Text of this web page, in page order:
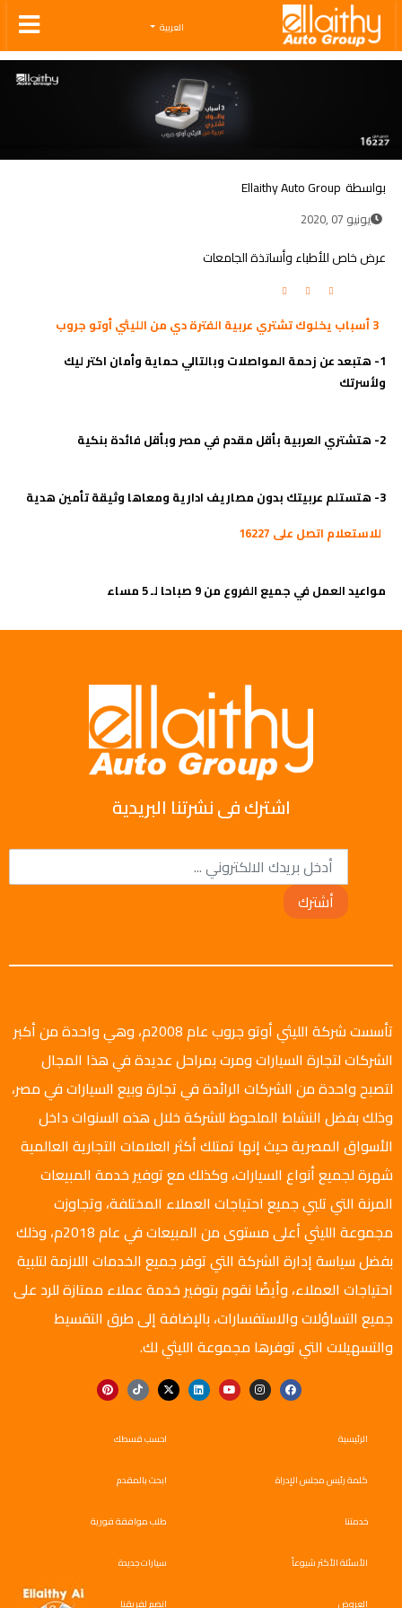
Ellaithy Auto Group
العربية
بواسطة Ellaithy Auto Group
يونيو 07 ,2020
عرض خاص للأطباء وأساتذة الجامعات
3 أسباب يخلوك تشتري عربية الفترة دي من الليثي أوتو جروب
1- هتبعد عن زحمة المواصلات وبالتالي حماية وأمان اكتر ليك
ولأسرتك
2- هتشتري العربية بأقل مقدم في مصر وبأقل فائدة بنكية
3- هتستلم عربيتك بدون مصاريف ادارية ومعاها وثيقة تأمين هدية
للاستعلام اتصل على 16227
مواعيد العمل في جميع الفروع من 9 صباحا لـ 5 مساء
اشترك فى نشرتنا البريدية
أشترك
تأسست شركة الليثي أوتو جروب عام 2008م، وهي واحدة من أكبر
الشركات لتجارة السيارات ومرت بمراحل عديدة في هذا المجال
لتصبح واحدة من الشركات الرائدة في تجارة وبيع السيارات في مصر،
وذلك بفضل النشاط الملحوظ للشركة خلال هذه السنوات داخل
الأسواق المصرية حيث إنها تمتلك أكثر العلامات التجارية العالمية
شهرة لجميع أنواع السيارات، وكذلك مع توفير خدمة المبيعات
المرنة التي تلبي جميع احتياجات العملاء المختلفة، وتجاوزت
مجموعة الليثي أعلى مستوى من المبيعات في عام 2018م، وذلك
بفضل سياسة إدارة الشركة التي توفر جميع الخدمات اللازمة لتلبية
احتياجات العملاء، وأيضًا نقوم بتوفير خدمة عملاء ممتازة للرد على
جميع التساؤلات والاستفسارات، بالإضافة إلى طرق التقسيط
والتسهيلات التي توفرها مجموعة الليثي لك.
الرئيسية
كلمة رئيس مجلس الإدراة
خدمتنا
الأسئلة الأكثر شيوعاً
العروض
احسب قسطك
ابحث بالمقدم
طلب موافقة فورية
سيارات جديدة
انضم لفريقنا